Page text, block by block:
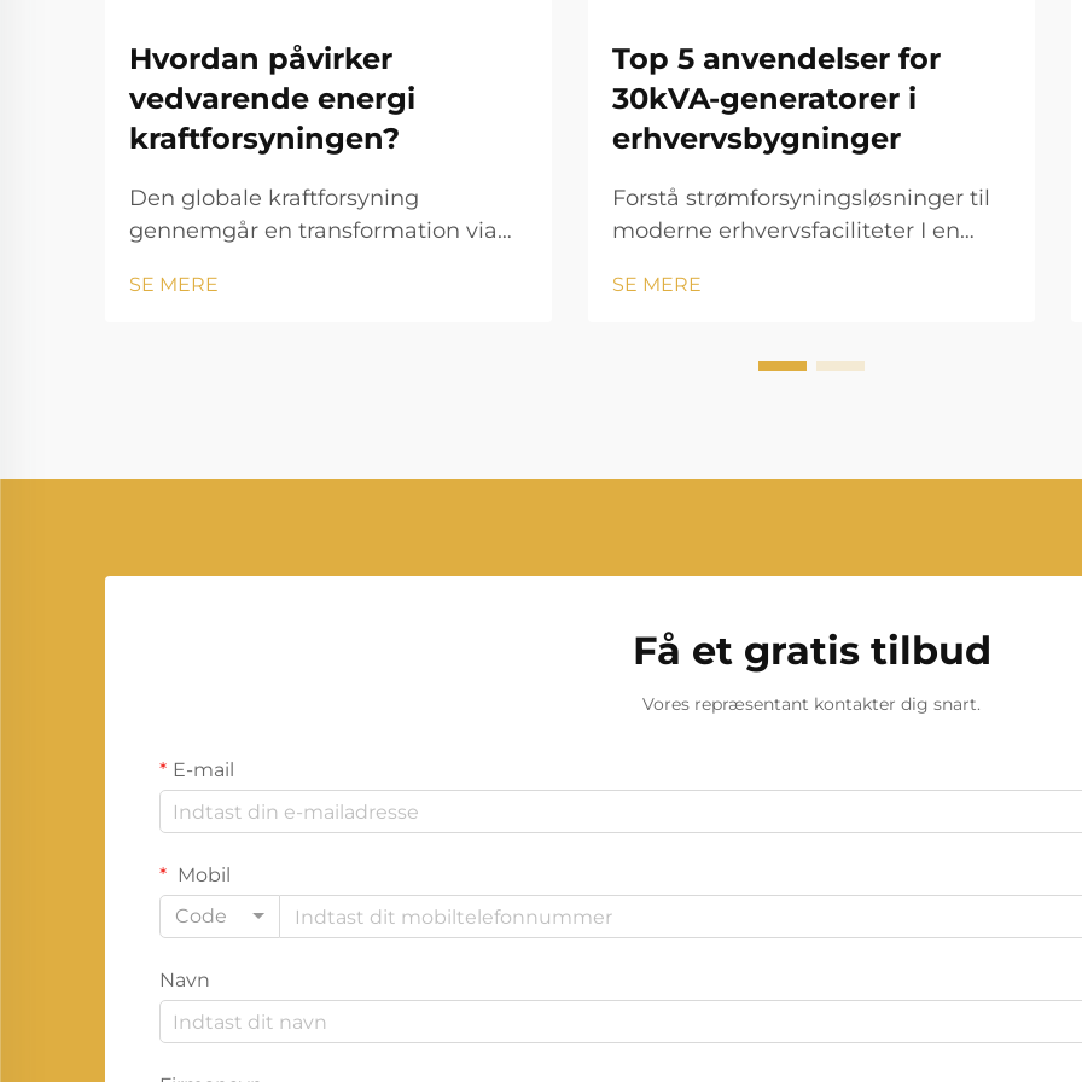
Hvordan påvirker
vedvarende energi
kraftforsyningen?
Den globale kraftforsyning
gennemgår en transformation via
elektricitet står over for en markant
SE MERE
Top 5 anvendelser for
30kVA-generatorer i
erhvervsbygninger
Forstå strømforsyningsløsninger til
moderne erhvervsfaciliteter I en
er det afgørende at sikre en
erhvervsdrift. En 30 kVA generator
SE MERE
Få et gratis tilbud
Vores repræsentant kontakter dig snart.
E-mail
Mobil
Code
Navn